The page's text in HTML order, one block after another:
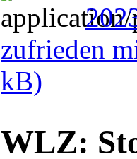
zufrieden
kB)
WLZ: